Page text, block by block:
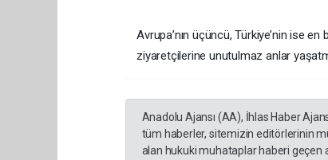
Avrupa’nın üçüncü, Türkiye’nin ise
ziyaretçilerine unutulmaz anlar
Anadolu Ajansı (AA), İhlas Haber
tüm haberler, sitemizin editörlerinin
alan hukuki muhataplar haberi geçen